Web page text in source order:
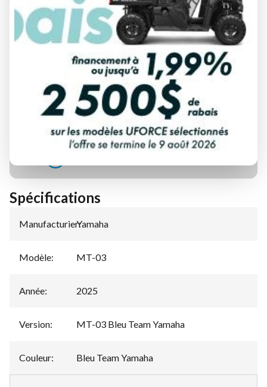
DEMANDE DE FINANCEMENT
Spécifications
Manufacturier:
Yamaha
Modèle: MT-03
Année: 2025
Version: MT-03 Bleu Team Yamaha
Couleur: Bleu Team Yamaha